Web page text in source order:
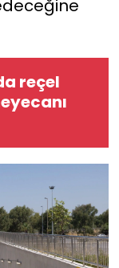
reçel